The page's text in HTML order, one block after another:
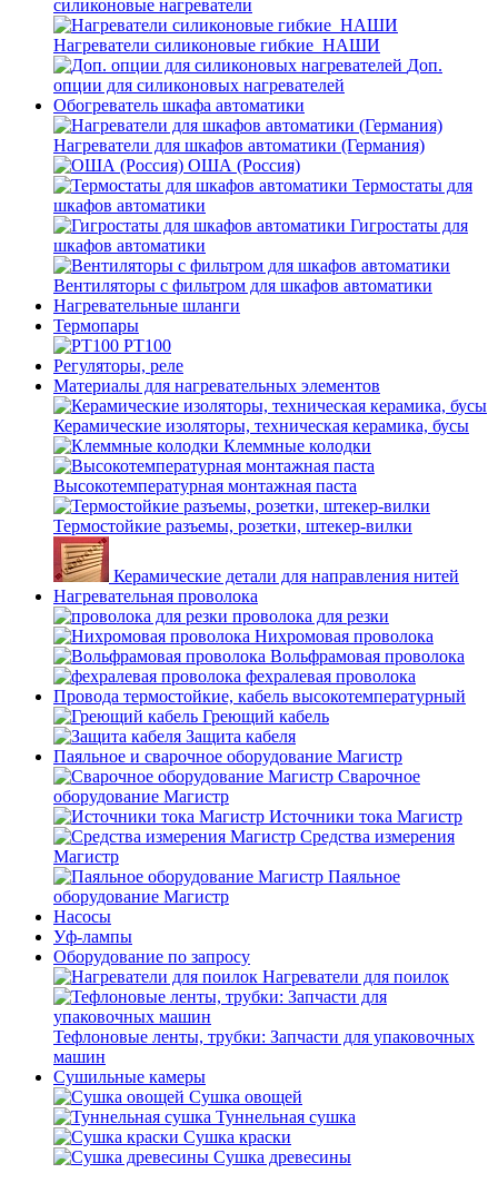
силиконовые нагреватели
Нагреватели силиконовые гибкие_НАШИ
Доп.
опции для силиконовых нагревателей
Обогреватель шкафа автоматики
Нагреватели для шкафов автоматики (Германия)
ОША (Россия)
Термостаты для
шкафов автоматики
Гигростаты для
шкафов автоматики
Вентиляторы с фильтром для шкафов автоматики
Нагревательные шланги
Термопары
PT100
Регуляторы, реле
Материалы для нагревательных элементов
Керамические изоляторы, техническая керамика, бусы
Клеммные колодки
Высокотемпературная монтажная паста
Термостойкие разъемы, розетки, штекер-вилки
Керамические детали для направления нитей
Нагревательная проволока
проволока для резки
Нихромовая проволока
Вольфрамовая проволока
фехралевая проволока
Провода термостойкие, кабель высокотемпературный
Греющий кабель
Защита кабеля
Паяльное и сварочное оборудование Магистр
Сварочное
оборудование Магистр
Источники тока Магистр
Средства измерения
Магистр
Паяльное
оборудование Магистр
Насосы
Уф-лампы
Оборудование по запросу
Нагреватели для поилок
Тефлоновые ленты, трубки: Запчасти для упаковочных
машин
Сушильные камеры
Сушка овощей
Туннельная сушка
Сушка краски
Сушка древесины